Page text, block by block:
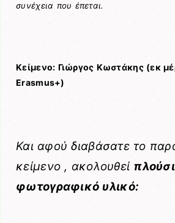
συνέχεια που έπεται.
Κείμενο: Γιώργος Κωστάκης (εκ
Erasmus+)
Και αφού διαβάσατε το
κείμενο , ακολουθεί
φωτογραφικό υλικό: